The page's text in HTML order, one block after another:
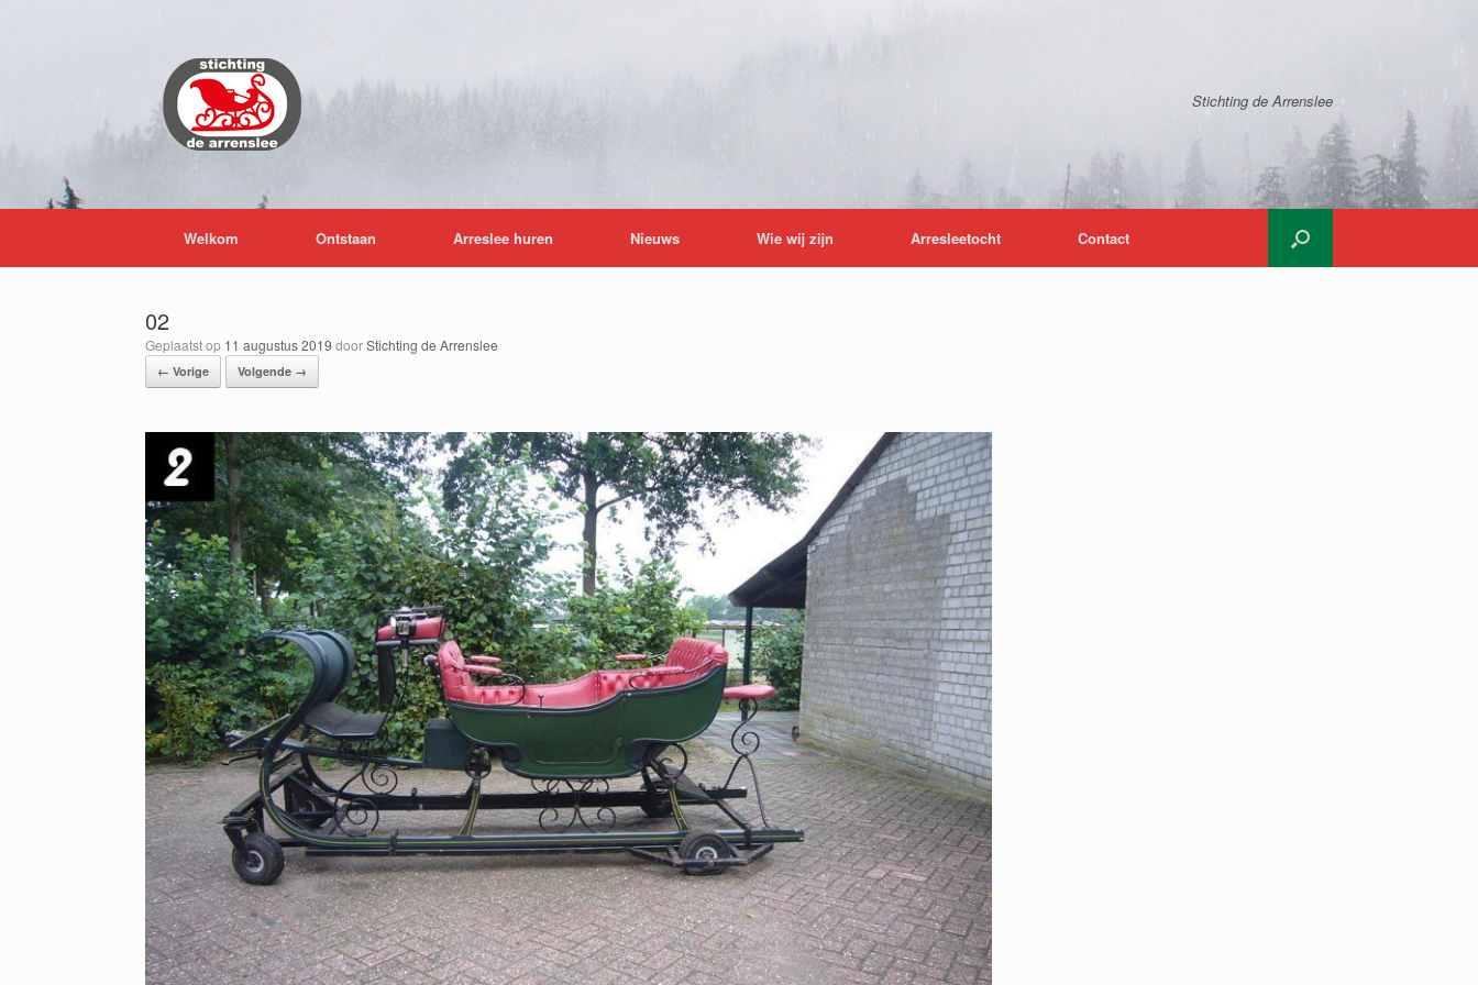
Stichting de Arrenslee
Welkom Ontstaan Arreslee huren Nieuws Wie wij zijn Arresleetocht Contact
02
Geplaatst op 11 augustus 2019 doorStichting de Arrenslee
← Vorige Volgende →